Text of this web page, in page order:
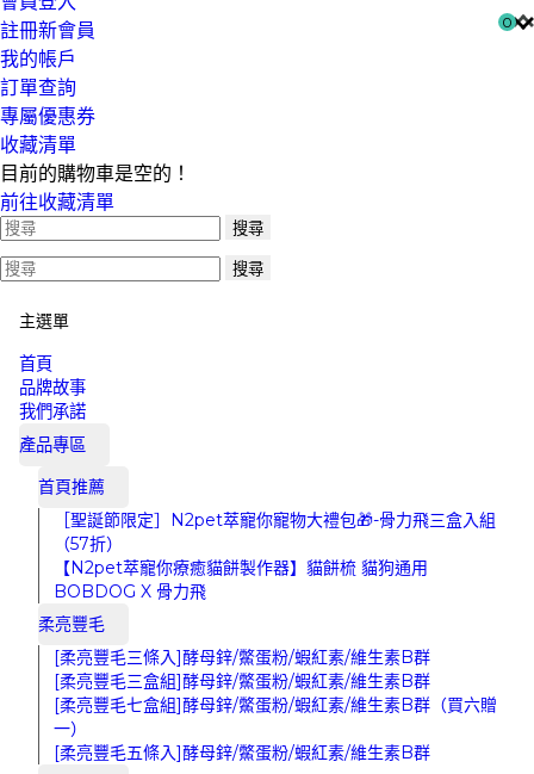
註冊新會員
我的帳戶
訂單查詢
專屬優惠券
收藏清單
目前的購物車是空的！
前往收藏清單
搜尋
搜尋
主選單
首頁
品牌故事
我們承諾
產品專區
首頁推薦
［聖誕節限定］N2pet萃寵你寵物大禮包🎁-骨力飛三盒入組
（57折）
【N2pet萃寵你療癒貓餅製作器】貓餅梳 貓狗通用
BOBDOG X 骨力飛
柔亮豐毛
[柔亮豐毛三條入]酵母鋅/鱉蛋粉/蝦紅素/維生素B群
[柔亮豐毛三盒組]酵母鋅/鱉蛋粉/蝦紅素/維生素B群
[柔亮豐毛七盒組]酵母鋅/鱉蛋粉/蝦紅素/維生素B群（買六贈
一）
[柔亮豐毛五條入]酵母鋅/鱉蛋粉/蝦紅素/維生素B群